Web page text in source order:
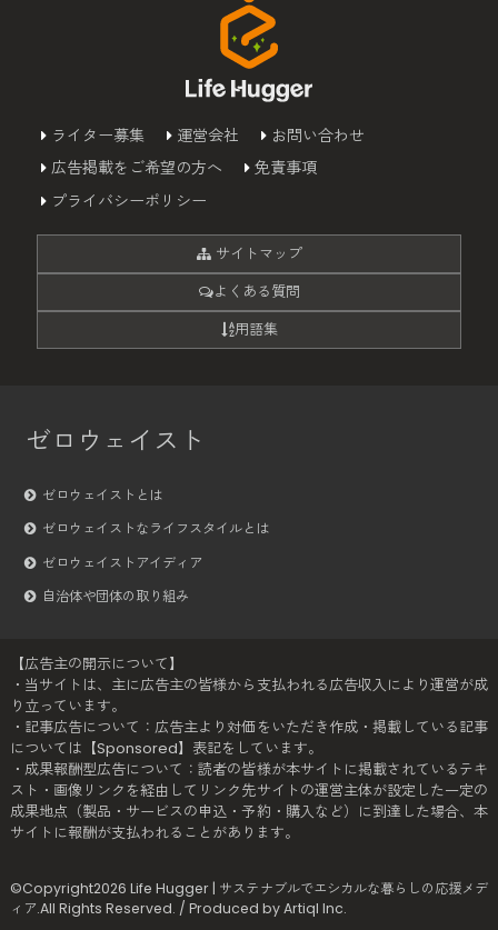
ライター募集 運営会社
お問い合わせ
広告掲載をご希望の方へ
免責事項
プライバシーポリシー
サイトマップ
よくある質問
用語集
ゼロウェイスト
ゼロウェイストとは
ゼロウェイストなライフスタイルとは
ゼロウェイストアイディア
自治体や団体の取り組み
【広告主の開示について】
・当サイトは、主に広告主の皆様から支払われる広告収入により運営が成
り立っています。
・記事広告について：広告主より対価をいただき作成・掲載している記事
については【Sponsored】表記をしています。
・成果報酬型広告について：読者の皆様が本サイトに掲載されているテキ
スト・画像リンクを経由してリンク先サイトの運営主体が設定した一定の
成果地点（製品・サービスの申込・予約・購入など）に到達した場合、本
サイトに報酬が支払われることがあります。
©Copyright2026Life Hugger | サステナブルでエシカルな暮らしの応援メデ
ィア.All Rights Reserved. / Produced byArtiql Inc.